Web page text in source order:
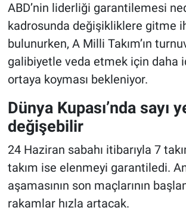
ABD’nin liderliği garantilemesi
kadrosunda değişikliklere gitme
bulunurken, A Milli Takım’ın
galibiyetle veda etmek için daha
ortaya koyması bekleniyor.
Dünya Kupası’nda sayı
değişebilir
24 Haziran sabahı itibarıyla 7
takım ise elenmeyi garantiledi.
aşamasının son maçlarının
rakamlar hızla artacak.